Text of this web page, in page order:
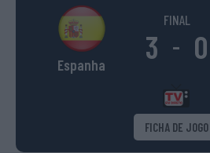
Espanha
FINAL
3 - 0
FICHA DE JOGO